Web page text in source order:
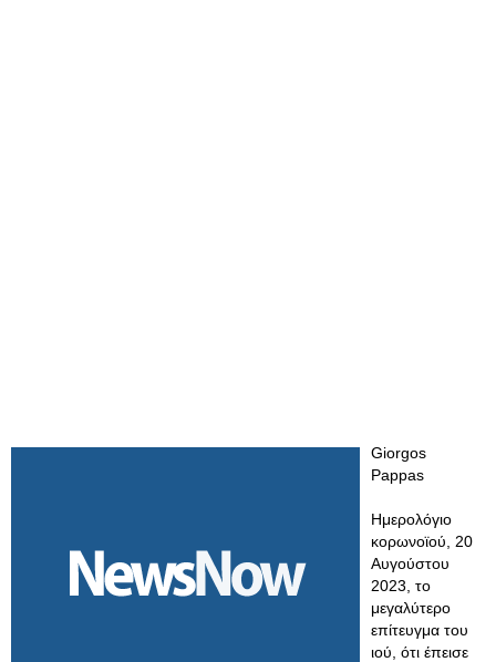
Giorgos
Pappas
Ημερολόγιο
κορωνοϊού, 20
Αυγούστου
2023, το
μεγαλύτερο
επίτευγμα του
ιού, ότι έπεισε